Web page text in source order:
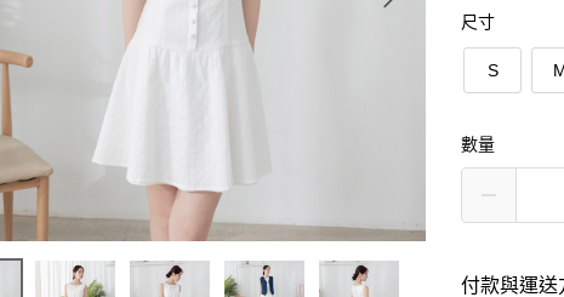
尺寸
S
數量
付款與運送